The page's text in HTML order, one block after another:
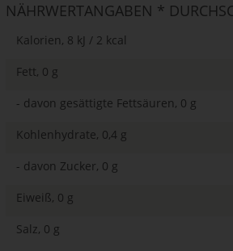
NÄHRWERTANGABEN *
Kalorien, 8 kJ / 2 kcal
Fett, 0 g
- davon gesättigte Fettsäuren, 0 g
Kohlenhydrate, 0,4 g
- davon Zucker, 0 g
Eiweiß, 0 g
Salz, 0 g